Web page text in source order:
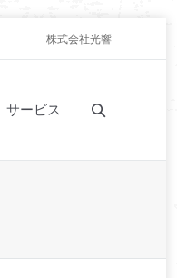
株式会社光響
サービス